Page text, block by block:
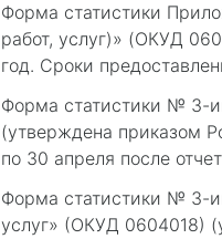
Форма статистики
работ, услуг)» (ОКУД
год. Сроки
Форма статистики № 3-
(утверждена приказом
по 30 апреля после
Форма статистики № 3-
услуг» (ОКУД 0604018)